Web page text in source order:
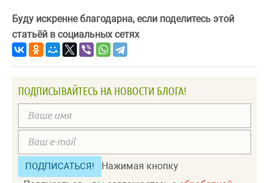
Буду искренне благодарна, если поделитесь этой
статьёй в социальных сетях
ПОДПИСЫВАЙТЕСЬ НА НОВОСТИ БЛОГА!
Нажимая кнопку